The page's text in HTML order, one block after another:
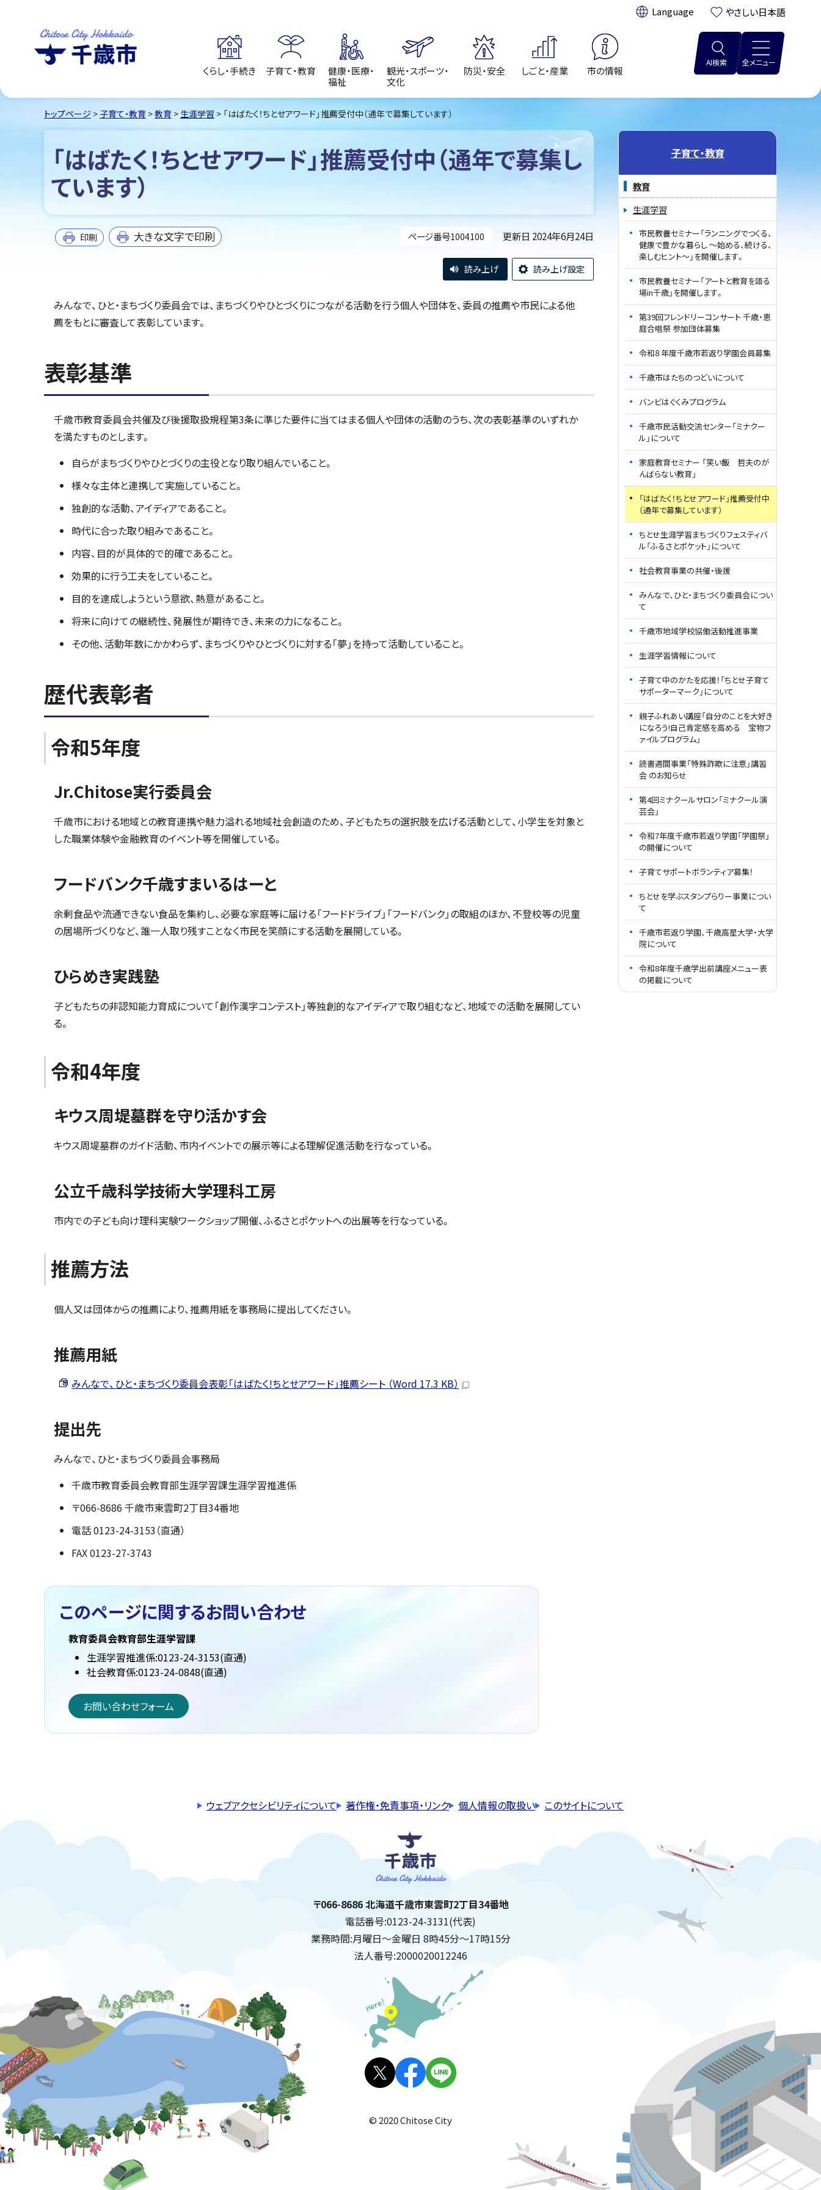
翻訳: やさしい日本語
くらし・手続き 子育て・教育
健康・医療・
福祉
観光・スポーツ・
文化
防災・安全 しごと・産業 市の情報
AI検索 全メニュー
トップページ > 子育て・教育 >教育 > 生涯学習 > 「はばたく！ちとせアワード」推薦受付中（通年で募集しています）
「はばたく！ちとせアワード」推薦受付中（通年で募集し
ています）
ページ番号1004100 更新日 2024年6月24日
印刷 大きな文字で印刷
読み上げ 読み上げ設定
みんなで、ひと・まちづくり委員会では、まちづくりやひとづくりにつながる活動を行う個人や団体を、委員の推薦や市民による他
薦をもとに審査して表彰しています。
表彰基準
千歳市教育委員会共催及び後援取扱規程第3条に準じた要件に当てはまる個人や団体の活動のうち、次の表彰基準のいずれか
を満たすものとします。
自らがまちづくりやひとづくりの主役となり取り組んでいること。
様々な主体と連携して実施していること。
独創的な活動、アイディアであること。
時代に合った取り組みであること。
内容、目的が具体的で的確であること。
効果的に行う工夫をしていること。
目的を達成しようという意欲、熱意があること。
将来に向けての継続性、発展性が期待でき、未来の力になること。
その他、活動年数にかかわらず、まちづくりやひとづくりに対する「夢」を持って活動していること。
歴代表彰者
令和5年度
Jr.Chitose実行委員会
千歳市における地域との教育連携や魅力溢れる地域社会創造のため、子どもたちの選択肢を広げる活動として、小学生を対象と
した職業体験や金融教育のイベント等を開催している。
フードバンク千歳すまいるはーと
余剰食品や流通できない食品を集約し、必要な家庭等に届ける「フードドライブ」「フードバンク」の取組のほか、不登校等の児童
の居場所づくりなど、誰一人取り残すことなく市民を笑顔にする活動を展開している。
ひらめき実践塾
子どもたちの非認知能力育成について「創作漢字コンテスト」等独創的なアイディアで取り組むなど、地域での活動を展開してい
る。
令和4年度
キウス周堤墓群を守り活かす会
キウス周堤墓群のガイド活動、市内イベントでの展示等による理解促進活動を行なっている。
公立千歳科学技術大学理科工房
市内での子ども向け理科実験ワークショップ開催、ふるさとポケットへの出展等を行なっている。
推薦方法
個人又は団体からの推薦により、推薦用紙を事務局に提出してください。
推薦用紙
みんなで、ひと・まちづくり委員会表彰「はばたく!ちとせアワード」推薦シート （Word 17.3 KB）
提出先
みんなで、ひと・まちづくり委員会事務局
千歳市教育委員会教育部生涯学習課生涯学習推進係
〒066-8686 千歳市東雲町2丁目34番地
電話 0123-24-3153（直通）
FAX 0123-27-3743
このページに関するお問い合わせ
教育委員会教育部生涯学習課
生涯学習推進係:0123-24-3153(直通)
社会教育係:0123-24-0848(直通)
お問い合わせフォーム
子育て・教育
教育
生涯学習
市民教養セミナー「ランニングでつくる、
健康で豊かな暮らし ～始める、続ける、
楽しむヒント～」を開催します。
市民教養セミナー「アートと教育を語る
場in千歳」を開催します。
第39回フレンドリーコンサート 千歳・恵
庭合唱祭 参加団体募集
令和８年度千歳市若返り学園会員募集
千歳市はたちのつどいについて
バンビはぐくみプログラム
千歳市民活動交流センター「ミナクー
ル」について
家庭教育セミナー 「笑い飯 哲夫のが
んばらない教育」
「はばたく！ちとせアワード」推薦受付中
（通年で募集しています）
ちとせ生涯学習まちづくりフェスティバ
ル「ふるさとポケット」について
社会教育事業の共催・後援
みんなで、ひと・まちづくり委員会につい
て
千歳市地域学校協働活動推進事業
生涯学習情報について
子育て中のかたを応援！「ちとせ子育て
サポーターマーク」について
親子ふれあい講座「自分のことを大好き
になろう!自己肯定感を高める 宝物フ
ァイルプログラム」
読書週間事業「特殊詐欺に注意」講習
会 のお知らせ
第4回ミナクールサロン「ミナクール演
芸会」
令和7年度千歳市若返り学園「学園祭」
の開催について
子育てサポートボランティア募集！
ちとせを学ぶスタンプらりー事業につい
て
千歳市若返り学園、千歳高星大学・大学
院について
令和8年度千歳学出前講座メニュー表
の掲載について
ウェブアクセシビリティについて 著作権・免責事項・リンク 個人情報の取扱い このサイトについて
千歳市
住所:
〒066-8686 北海道千歳市東雲町2丁目34番地
電話番号:0123-24-3131(代表)
業務時間:月曜日～金曜日 8時45分～17時15分
法人番号:2000020012246
公式SNS
er)
© 2020 Chitose City